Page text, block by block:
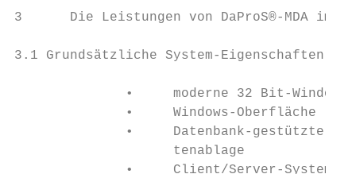
3      Die Leistungen von DaProS®-MDA im
3.1 Grundsätzliche System-Eigenschaften
•     moderne 32 Bit-
              •     Windows-Oberfläche
•     Datenbank-gestützte
                    tenablage
•     Client/Server-System